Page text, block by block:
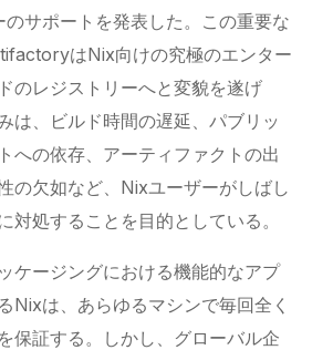
サポートを発表した。この重要な
はNix向けの究極のエンター
のレジストリーへと変貌を遂げ
は、ビルド時間の遅延、パブリッ
への依存、アーティファクトの出
の欠如など、Nixユーザーがしばし
対処することを目的としている。
ケージングにおける機能的なアプ
Nixは、あらゆるマシンで毎回全く
保証する。しかし、グローバル企